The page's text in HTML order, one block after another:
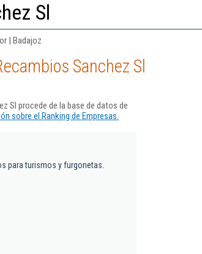
Sl
| Badajoz
Sanchez Sl
Sl procede de la base de datos de
sobre el Ranking de Empresas.
para turismos y furgonetas.